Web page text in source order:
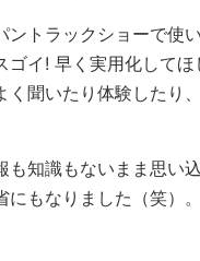
トラックショーで使
ゴイ! 早く実用化して
く聞いたり体験したり
知識もないまま思い
にもなりました（笑）。